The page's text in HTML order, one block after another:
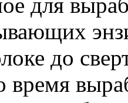
до
время